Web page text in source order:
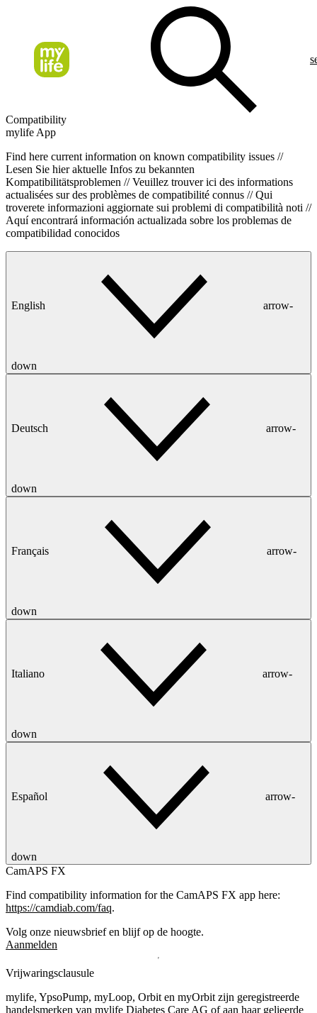
Compatibility
mylife App
Find here current information on known compatibility issues //
Lesen Sie hier aktuelle Infos zu bekannten
Kompatibilitätsproblemen // Veuillez trouver ici des informations
actualisées sur des problèmes de compatibilité connus // Qui
troverete informazioni aggiornate sui problemi di compatibilità noti //
Aquí encontrará información actualizada sobre los problemas de
compatibilidad conocidos
English arrow-
down
Deutsch arrow-
down
Français arrow-
down
Italiano arrow-
down
Español arrow-
down
CamAPS FX
Find compatibility information for the CamAPS FX app here:
https://camdiab.com/faq.
Volg onze nieuwsbrief en blijf op de hoogte.
Aanmelden
Vrijwaringsclausule
mylife, YpsoPump, myLoop, Orbit en myOrbit zijn geregistreerde
handelsmerken van mylife Diabetes Care AG of aan haar gelieerde